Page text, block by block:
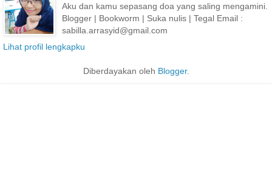
Aku dan kamu sepasang doa yang saling mengamini.
Blogger | Bookworm | Suka nulis | Tegal Email :
sabilla.arrasyid@gmail.com
Lihat profil lengkapku
Diberdayakan oleh Blogger.